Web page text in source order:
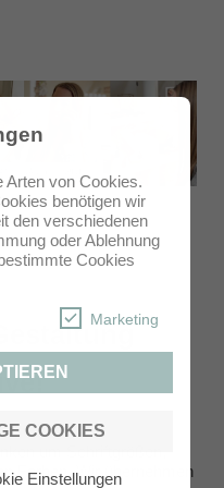
Arten von Cookies.
benötigen wir
den verschiedenen
oder Ablehnung
Cookies
Marketing
COOKIES
Einstellungen
Farben. Wir übernehmen